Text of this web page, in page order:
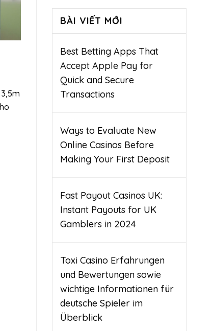
BÀI VIẾT MỚI
Best Betting Apps That
Accept Apple Pay for
Quick and Secure
Transactions
Ways to Evaluate New
Online Casinos Before
Making Your First Deposit
Fast Payout Casinos UK:
Instant Payouts for UK
Gamblers in 2024
Toxi Casino Erfahrungen
und Bewertungen sowie
wichtige Informationen für
deutsche Spieler im
Überblick